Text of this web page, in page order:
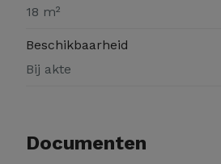
18 m²
Beschikbaarheid
Bij akte
Documenten